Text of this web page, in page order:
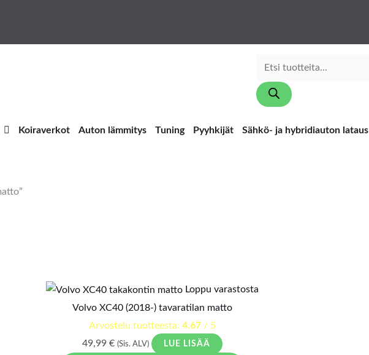
Products
search
Koiraverkot Auton lämmitys Tuning Pyyhkijät Sähkö- ja hybridiauton lataus
Loppu varastosta
Volvo XC40 (2018-) tavaratilan matto
Arvostelu tuotteesta: 4.67/ 5
49,99 € (Sis. ALV) LUE LISÄÄ